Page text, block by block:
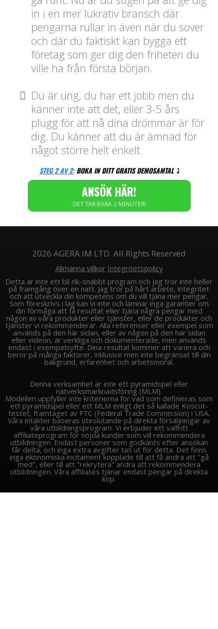
in i en mer lukrativ bransch där
pengarna rullar in även när du sover
och där du faktiskt kan bygga ett
företag som ger dig den friheten du
ville ha från första början.
Du är ung, du har ett jobb men du
känner inte att det, eller 3-5 års
plugg för att nå dina drömmar är för
dig. Du känner att du är ämnad för
något större helt enkelt.
STEG 2 AV 2:BOKA IN DITT GRATIS DEMOSAMTAL ⤵️
ANSÖK HÄR!
DET TAR BARA 2 MINUTER!
2026 AGERA IM LTD. All Rights Reserved
Allmänna villkor Integritetspolicy
Detta är inte ett bli rik-snabbt program och jag tror inte heller
på framgång över en natt. Jag tror på hårt arbete, integritet
och att utveckla din kompetens om du vill tjäna mer pengar.
Som föreskrivs i lag kan vi inte och lämnar inga garantier om
din förmåga att få resultat eller tjäna några pengar med
någon av våra produkter eller tjänster, eller de produkter och
tjänster vi rekommenderar. Alla referenser eller exempel som
används på den här sidan, eller av någon på den här sidan
eller videon, är verkliga och dokumenterade, men används
endast i exempelsyfte. Dina resultat kommer att variera och
beror på många faktorer, inklusive men inte begränsat till din
bakgrund, erfarenhet och arbetsmoral.
Denna verksamhet är inte ett pyramidspel eller
nätverksmarknadsföring (MLM).
Modellen uppfyller inte kriterierna för vad som definieras som
ett pyramidspel eller ett MLM enligt det så kallade Koscot-
testet, framtaget av FTC (Federal Trade Commission) i USA.
Våra intäkter baseras uteslutande på direkta försäljningar av
våra utbildningsprogram. Vi erbjuder ett valfritt
affiliateprogram för nöjda kunder som vill rekommendera
utbildningen. Endast personer som godkänts efter ansökan
får delta, och inga extra avgifter tas ut för detta. Det finns
inga ekonomiska incitament kopplade till att få andra att "gå
med", eller till att "rekrytera" andra att rekommendera
utbildningen. Våra affiliates tjänar endast pengar på direkta
köp.